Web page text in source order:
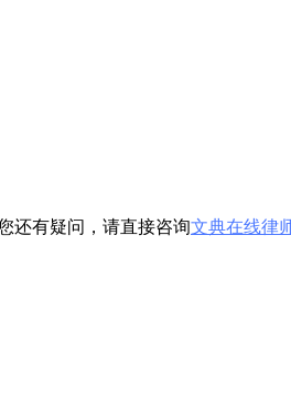
还有疑问，请直接咨询文典在线律